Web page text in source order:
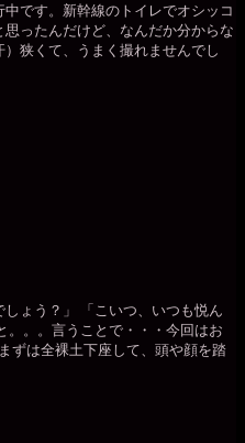
です。新幹線のトイレでオシッコ
ったんだけど、なんだか分からな
狭くて、うまく撮れませんでし
しょう？」 「こいつ、いつも悦ん
。。。言うことで・・・今回はお
ずは全裸土下座して、頭や顔を踏